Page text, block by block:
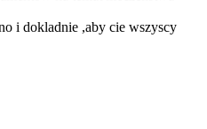
i dokladnie ,aby cie wszyscy